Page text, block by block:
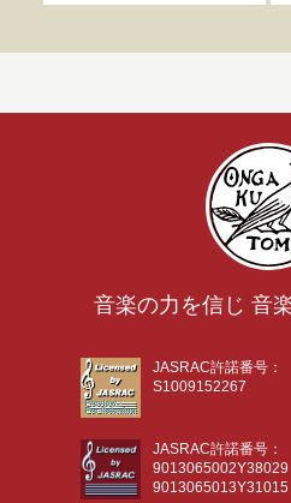
音楽の力を信じ 音
JASRAC許諾番号：
S1009152267
JASRAC許諾番号：
9013065002Y38029
9013065013Y31015